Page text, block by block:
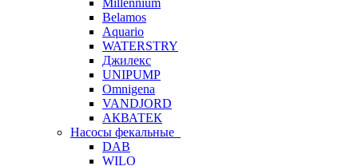
Millennium
Belamos
Aquario
WATERSTRY
Джилекс
UNIPUMP
Omnigena
VANDJORD
АКВАТЕК
Насосы фекальные
DAB
WILO